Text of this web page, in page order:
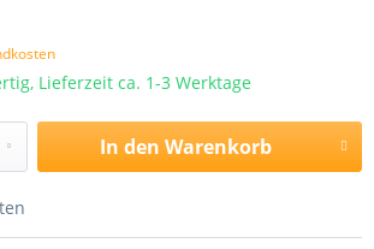
Lieferzeit ca. 1-3 Werktage
In den Warenkorb